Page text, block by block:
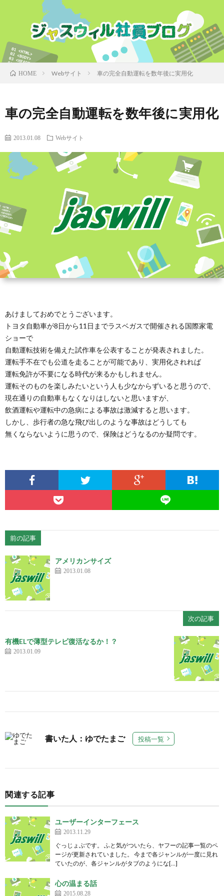
HOME Webサイト 車の完全自動運転を数年後に実用化
車の完全自動運転を数年後に実用化
2013.01.08 Webサイト
あけましておめでとうございます。
トヨタ自動車が8日から11日までラスベガスで開催される国際家電
ショーで
自動運転技術を備えた試作車を公表することが発表されました。
運転手不在でも公道を走ることが可能であり、実用化されれば
運転免許が不要になる時代が来るかもしれません。
運転そのものを楽しみたいという人も少なからずいると思うので、
現在通りの自動車もなくなりはしないと思いますが、
飲酒運転や運転中の急病による事故は激減すると思います。
しかし、歩行者の急な飛び出しのような事故はどうしても
無くならないように思うので、保険はどうなるのか疑問です。
前の記事
アメリカンサイズ
2013.01.08
次の記事
有機ELで薄型テレビ復活なるか！？
2013.01.09
書いた人：ゆでたまご 投稿一覧
関連する記事
ユーザーインターフェース
2013.11.29
ぐっじょぶです。 ふと気がついたら、ヤフーの記事一覧のペ
ージが更新されていました。 今まで各ジャンルが一度に見れ
ていたのが、各ジャンルがタブのようにな[…]
心の温まる話
2015.08.28